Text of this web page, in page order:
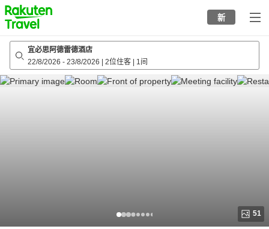
to
top
page
新
宜必思阿德雷德酒店
22/8/2026 - 23/8/2026 2位住客 1间
51